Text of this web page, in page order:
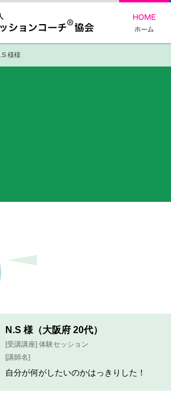
様様
N.S 様（大阪府 20代）
[受講講座] 体験セッション
[講師名]
自分が何がしたいのかはっきりした！